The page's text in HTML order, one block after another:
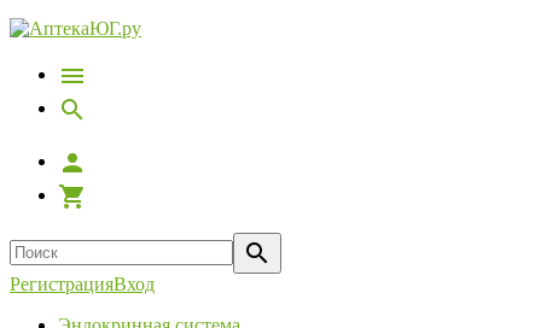
РегистрацияВход